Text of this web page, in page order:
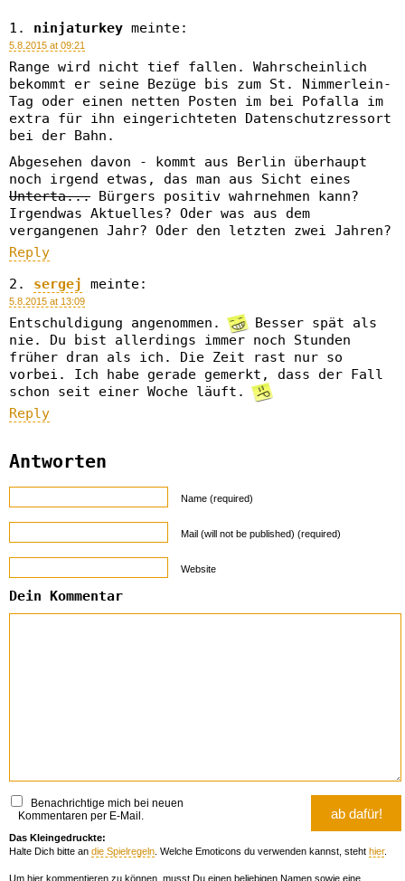
ninjaturkey meinte:
5.8.2015 at 09:21
Range wird nicht tief fallen. Wahrscheinlich
bekommt er seine Bezüge bis zum St. Nimmerlein-
Tag oder einen netten Posten im bei Pofalla im
extra für ihn eingerichteten Datenschutzressort
bei der Bahn.
Abgesehen davon - kommt aus Berlin überhaupt
noch irgend etwas, das man aus Sicht eines
Unterta... Bürgers positiv wahrnehmen kann?
Irgendwas Aktuelles? Oder was aus dem
vergangenen Jahr? Oder den letzten zwei Jahren?
Reply
sergej
meinte:
5.8.2015 at 13:09
Entschuldigung angenommen.
Besser spät als
nie. Du bist allerdings immer noch Stunden
früher dran als ich. Die Zeit rast nur so
vorbei. Ich habe gerade gemerkt, dass der Fall
schon seit einer Woche läuft.
Reply
Antworten
Name (required)
Mail (will not be published) (required)
Website
Dein Kommentar
Benachrichtige mich bei neuen
Kommentaren per E-Mail.
Das Kleingedruckte:
Halte Dich bitte an die Spielregeln . Welche Emoticons du verwenden kannst, steht hier.
Um hier kommentieren zu können, musst Du einen beliebigen Namen sowie eine